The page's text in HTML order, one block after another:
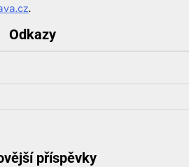
.
Odkazy
příspěvky